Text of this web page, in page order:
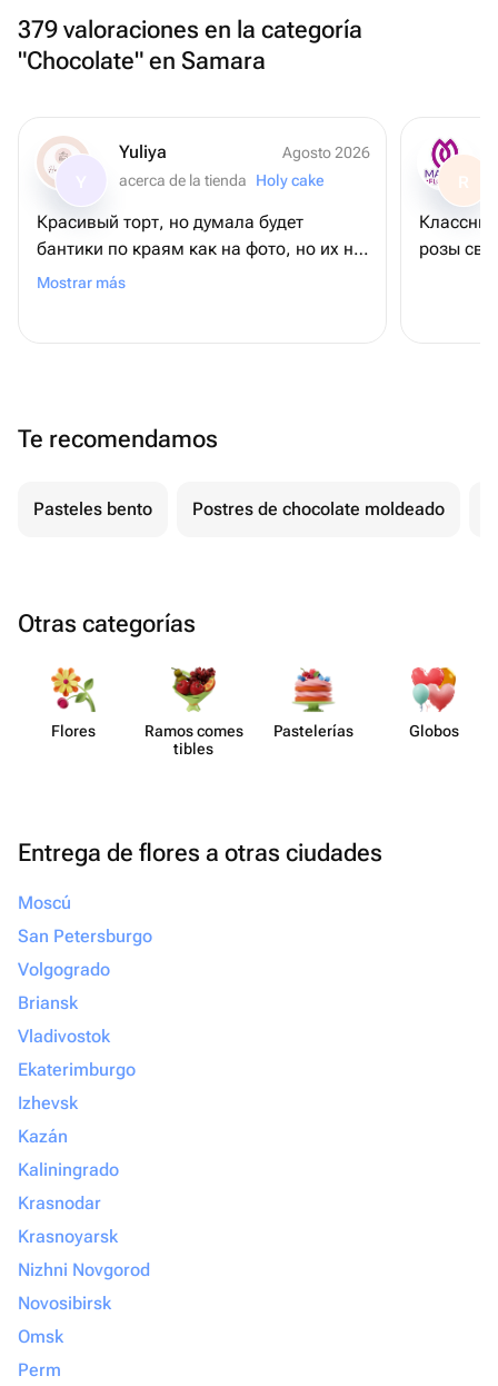
379 valoraciones en la categoría
"Chocolate" en Samara
Yuliya
Agosto 2026
acerca de la tienda
Holy cake
Красивый торт, но думала будет
бантики по краям как на фото, но их не
было почему-то
Mostrar más
R
розы
Te recomendamos
Pasteles bento Postres de chocolate moldeado
Otras categorías
Flores
Ramos comes​
tibles
Paste​lerías Globos
Entrega de flores a otras ciudades
Moscú
San Petersburgo
Volgogrado
Briansk
Vladivostok
Ekaterimburgo
Izhevsk
Kazán
Kaliningrado
Krasnodar
Krasnoyarsk
Nizhni Novgorod
Novosibirsk
Omsk
Perm